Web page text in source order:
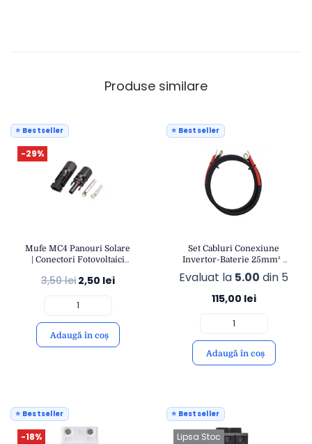
Produse similare
⭐ Bestseller
-29%
Mufe MC4 Panouri Solare
| Conectori Fotovoltaici
6mm² | OPEN
3,50lei 2,50 lei
Adaugă în coș
⭐ Bestseller
Set Cabluri Conexiune
Invertor-Baterie 25mm² |
Sistem Fotovoltaic DC |
Evaluat la 5.00 din 5
115,00 lei
Adaugă în coș
⭐ Bestseller
-18%
⭐ Bestseller
Lipsa Stoc